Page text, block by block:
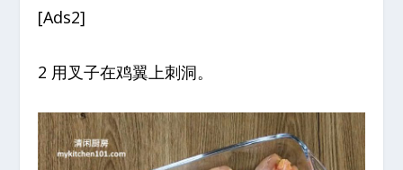
[Ads2]
2 用叉子在鸡翼上刺洞。